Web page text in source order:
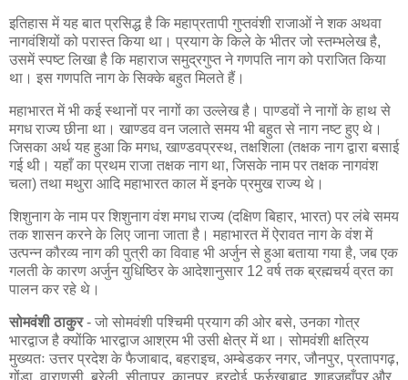
इतिहास में यह बात प्रसिद्ध है कि महाप्रतापी गुप्तवंशी राजाओं ने शक अथवा
नागवंशियों को परास्त किया था। प्रयाग के किले के भीतर जो स्तम्भलेख है,
उसमें स्पष्ट लिखा है कि महाराज समुद्रगुप्त ने गणपति नाग को पराजित किया
था। इस गणपति नाग के सिक्के बहुत मिलते हैं।
महाभारत में भी कई स्थानों पर नागों का उल्लेख है। पाण्डवों ने नागों के हाथ से
मगध राज्य छीना था। खाण्डव वन जलाते समय भी बहुत से नाग नष्ट हुए थे।
जिसका अर्थ यह हुआ कि मगध, खाण्डवप्रस्थ, तक्षशिला (तक्षक नाग द्वारा बसाई
गई थी। यहाँ का प्रथम राजा तक्षक नाग था, जिसके नाम पर तक्षक नागवंश
चला) तथा मथुरा आदि महाभारत काल में इनके प्रमुख राज्य थे।
शिशुनाग के नाम पर शिशुनाग वंश मगध राज्य (दक्षिण बिहार, भारत) पर लंबे समय
तक शासन करने के लिए जाना जाता है। महाभारत में ऐरावत नाग के वंश में
उत्पन्न कौरव्य नाग की पुत्री का विवाह भी अर्जुन से हुआ बताया गया है, जब एक
गलती के कारण अर्जुन युधिष्ठिर के आदेशानुसार 12 वर्ष तक ब्रह्मचर्य व्रत का
पालन कर रहे थे।
सोमवंशी ठाकुर- जो सोमवंशी पश्चिमी प्रयाग की ओर बसे, उनका गोत्र
भारद्वाज है क्योंकि भारद्वाज आश्रम भी उसी क्षेत्र में था। सोमवंशी क्षत्रिय
मुख्यतः उत्तर प्रदेश के फैजाबाद, बहराइच, अम्बेडकर नगर, जौनपुर, प्रतापगढ़,
गोंडा, वाराणसी, बरेली, सीतापुर, कानपुर, हरदोई, फर्रुखाबाद, शाहजहाँपुर और